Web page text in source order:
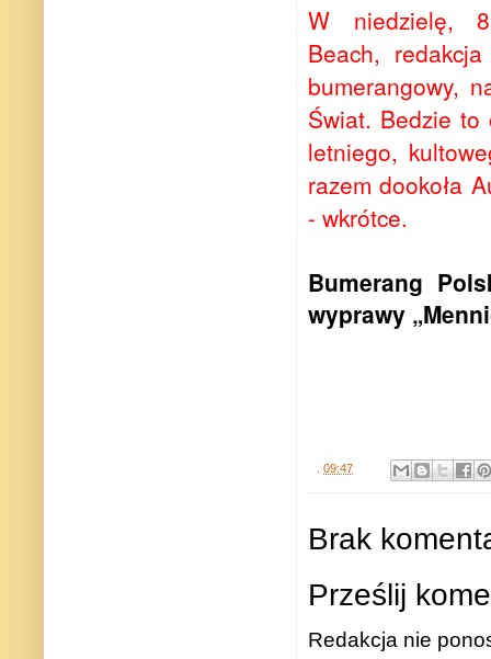
W niedzielę,
Beach,
bumerangowy,
Świat. Bedzie
letniego,
razem dookoła
- wkrótce.
Bumerang
wyprawy
09:47
Brak
Prześlij
Redakcja nie